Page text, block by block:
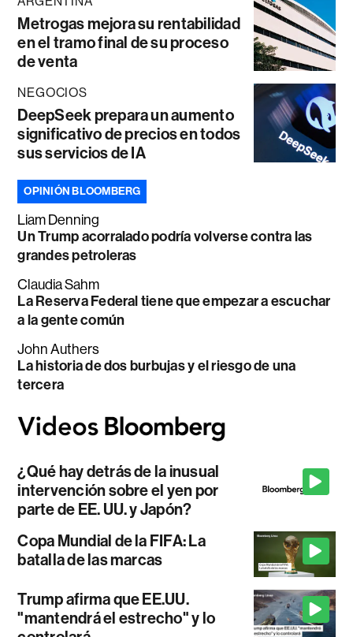
Metrogas mejora su rentabilidad
en el tramo final de su proceso
de venta
NEGOCIOS
DeepSeek prepara un aumento
significativo de precios en todos
sus servicios de IA
OPINIÓN BLOOMBERG
Liam Denning
Un Trump acorralado podría volverse contra las
grandes petroleras
Claudia Sahm
La Reserva Federal tiene que empezar a escuchar
a la gente común
John Authers
La historia de dos burbujas y el riesgo de una
tercera
¿Qué hay detrás de la inusual
intervención sobre el yen por
parte de EE. UU. y Japón?
Copa Mundial de la FIFA: La
batalla de las marcas
Trump afirma que EE.UU.
"mantendrá el estrecho" y lo